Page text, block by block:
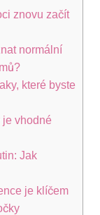
znovu začít
normální
které byste
vhodné
Jak
je klíčem